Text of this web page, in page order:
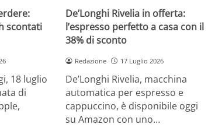
scontati
18 luglio
di
De’Longhi Rivelia in offerta:
l’espresso perfetto a casa con il
38% di sconto
Redazione 17 Luglio 2026
De’Longhi Rivelia, macchina
automatica per espresso e
cappuccino, è disponibile oggi
su Amazon con uno…